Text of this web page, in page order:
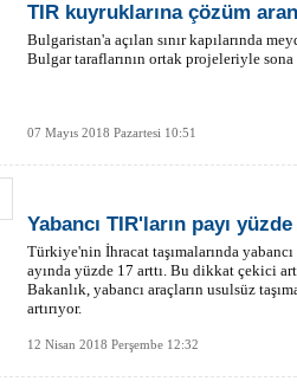
TIR kuyruklarına çözüm
Bulgaristan'a açılan sınır kapılarında
Bulgar taraflarının ortak projeleriyle
07 Mayıs 2018 Pazartesi 10:51
Yabancı TIR'ların payı
Türkiye'nin İhracat taşımalarında
ayında yüzde 17 arttı. Bu dikkat çekici
Bakanlık, yabancı araçların usulsüz
artırıyor.
12 Nisan 2018 Perşembe 12:32